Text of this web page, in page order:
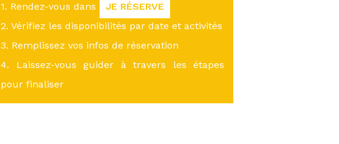
1. Rendez-vous dans
JE RÉSERVE
2. Vérifiez les disponibilités par date et activités
3. Remplissez vos infos de réservation
4. Laissez-vous guider à travers les étapes
pour finaliser